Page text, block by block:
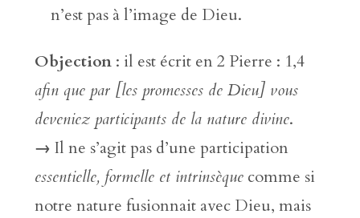
n’est pas à l’image de Dieu.
Objection: il est écrit en 2 Pierre : 1,4
afin que par [les promesses de Dieu] vous
deveniez participants de la nature divine.
→ Il ne s’agit pas d’une participation
essentielle, formelle et intrinsèquecomme si
notre nature fusionnait avec Dieu, mais